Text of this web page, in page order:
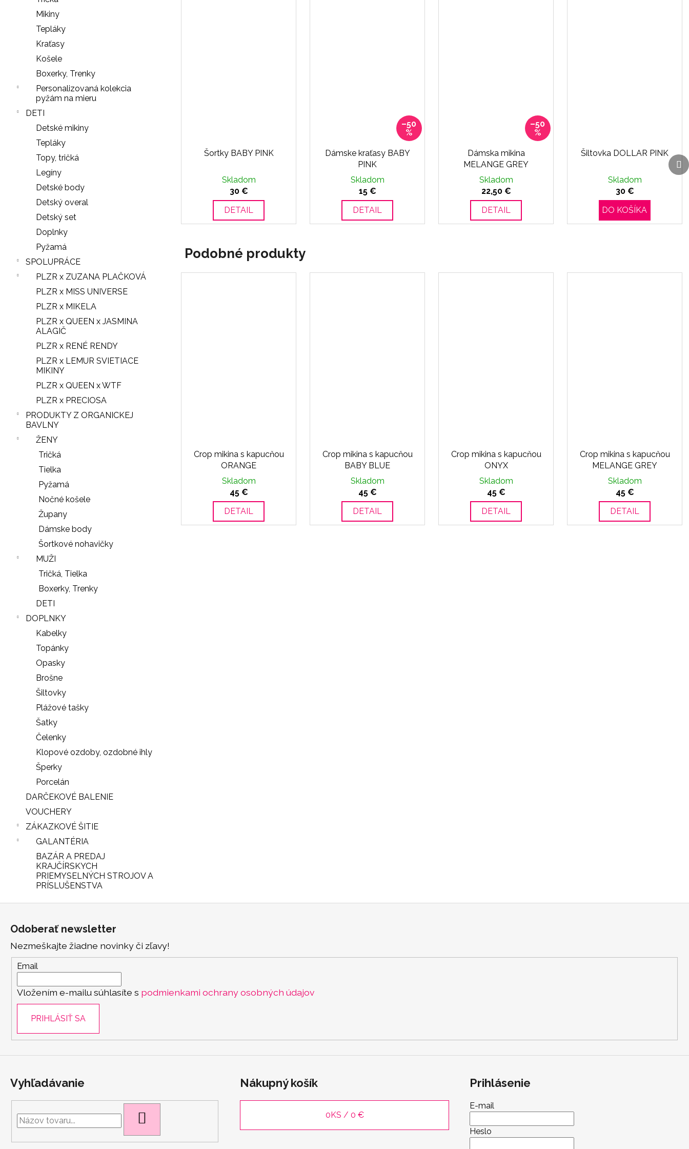
Mikiny
Tepláky
Kraťasy
Košele
Boxerky, Trenky
Personalizovaná kolekcia
pyžám na mieru
DETI
Detské mikiny
Tepláky
Topy, tričká
Legíny
Detské body
Detský overal
Detský set
Doplnky
Pyžamá
SPOLUPRÁCE
PLZR x ZUZANA PLAČKOVÁ
PLZR x MISS UNIVERSE
PLZR x MIKELA
PLZR x QUEEN x JASMINA
ALAGIČ
PLZR x RENÉ RENDY
PLZR x LEMUR SVIETIACE
MIKINY
PLZR x QUEEN x WTF
PLZR x PRECIOSA
PRODUKTY Z ORGANICKEJ
BAVLNY
ŽENY
Tričká
Tielka
Pyžamá
Nočné košele
Župany
Dámske body
Šortkové nohavičky
MUŽI
Tričká, Tielka
Boxerky, Trenky
DETI
DOPLNKY
Kabelky
Topánky
Opasky
Brošne
Šiltovky
Plážové tašky
Šatky
Čelenky
Klopové ozdoby, ozdobné ihly
Šperky
Porcelán
DARČEKOVÉ BALENIE
VOUCHERY
ZÁKAZKOVÉ ŠITIE
GALANTÉRIA
BAZÁR A PREDAJ
KRAJČÍRSKYCH
PRIEMYSELNÝCH STROJOV A
PRÍSLUŠENSTVA
Šortky BABY PINK
Skladom
30 €
DETAIL
–50
%
Dámske kraťasy BABY
PINK
Skladom
15 €
DETAIL
–50
%
Dámska mikina
MELANGE GREY
Skladom
22,50 €
DETAIL
Šiltovka DOLLAR PINK
Skladom
30 €
DO KOŠÍKA
Podobné produkty
Crop mikina s kapucňou
ORANGE
Skladom
45 €
DETAIL
Crop mikina s kapucňou
BABY BLUE
Skladom
45 €
DETAIL
Crop mikina s kapucňou
ONYX
Skladom
45 €
DETAIL
Crop mikina s kapucňou
MELANGE GREY
Skladom
45 €
DETAIL
NOHAVIČKY
BLACK
7
€
Odoberať newsletter
Nezmeškajte žiadne novinky či zľavy!
Email
Vložením e-mailu súhlasíte s podmienkami ochrany osobných údajov
PRIHLÁSIŤ SA
Vyhľadávanie Nákupný košík
0KS / 0 €
Prihlásenie
E-mail
Heslo